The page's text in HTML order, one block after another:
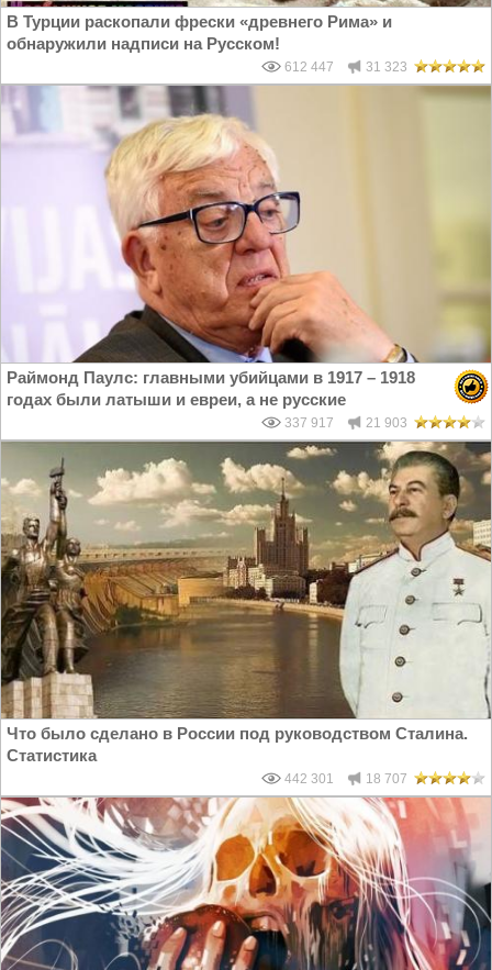
В Турции раскопали фрески «древнего Рима» и
обнаружили надписи на Русском!
612 447 31 323
Раймонд Паулс: главными убийцами в 1917 – 1918
годах были латыши и евреи, а не русские
337 917 21 903
Что было сделано в России под руководством Сталина.
Статистика
442 301 18 707